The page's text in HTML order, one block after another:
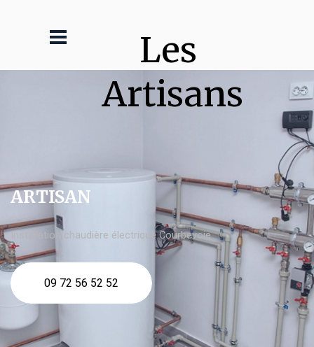
Les
Artisans
ARTISAN
Installation chaudière électrique Courbevoie
09 72 56 52 52